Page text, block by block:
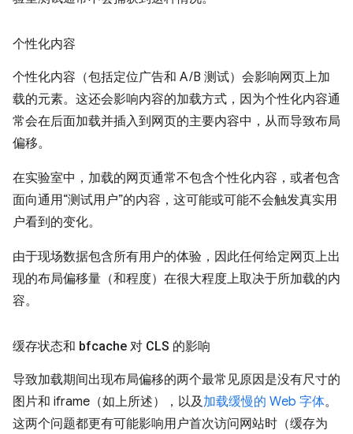
个性化内容
个性化内容（包括定位广告和 A/B 测试）会影响网页上加
载的元素。这还会影响内容的加载方式，因为个性化内容通
常会在后面加载并插入到网页的主要内容中，从而导致布局
偏移。
在实验室中，加载的网页通常不包含个性化内容，或者包含
面向通用“测试用户”的内容，这可能或可能不会触发真实用
户看到的变化。
由于现场数据包含所有用户的体验，因此任何给定网页上出
现的布局偏移量（和程度）在很大程度上取决于所加载的内
容。
缓存状态和 bfcache 对 CLS 的影响
导致加载期间出现布局偏移的两个最常见原因是没有尺寸的
图片和 iframe（如上所述），以及 加载缓慢的 Web 字体。
这两个问题都更有可能影响用户首次访问网站时（缓存为